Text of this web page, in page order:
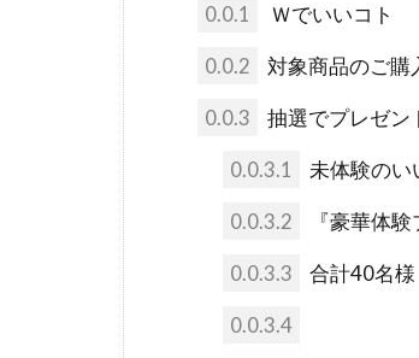
0.0.1 Ｗでいいコト
0.0.2 対象商品のご購
0.0.3 抽選でプレゼン
0.0.3.1 未体験のい
0.0.3.2 『豪華体験
0.0.3.3 合計40名様
0.0.3.4